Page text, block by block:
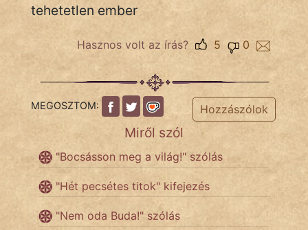
fantom
Jób Gedeon
Láron Ádám
mikkamakka
tehetetlen ember
Hasznos volt az írás? 0
5
MEGOSZTOM: Hozzászólok
Miről szól
"Bocsásson meg a világ!" szólás
"Hét pecsétes titok" kifejezés
"Nem oda Buda!" szólás